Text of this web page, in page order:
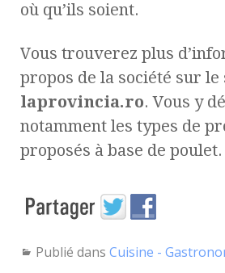
où qu’ils soient.
Vous trouverez plus
propos de la société sur le
laprovincia.ro. Vous y
notamment les types de
proposés à base de poulet.
Publié dans Cuisine -